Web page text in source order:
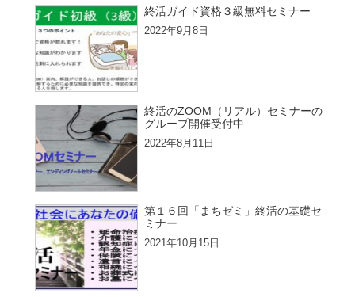
終活ガイド資格３級無料セミナー
2022年9月8日
終活のZOOM（リアル）セミナーの
グループ開催受付中
2022年8月11日
第１６回「まちゼミ」終活の基礎セ
ミナー
2021年10月15日